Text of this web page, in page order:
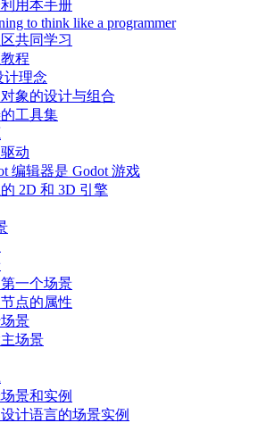
用本手册
to think like a programmer
共同学习
程
计理念
象的设计与组合
工具集
动
编辑器是 Godot 游戏
2D 和 3D 引擎
一个场景
点的属性
景
场景
景和实例
计语言的场景实例